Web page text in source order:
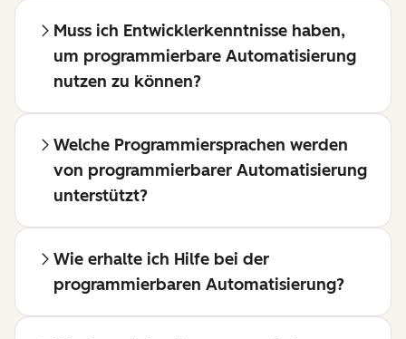
Muss ich Entwicklerkenntnisse haben,
um programmierbare Automatisierung
nutzen zu können?
Welche Programmiersprachen werden
von programmierbarer Automatisierung
unterstützt?
Wie erhalte ich Hilfe bei der
programmierbaren Automatisierung?